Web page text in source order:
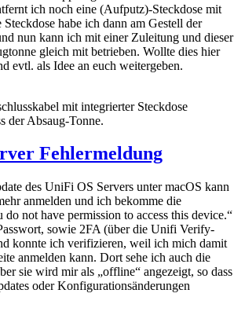
ich noch eine (Aufputz)-Steckdose mit
habe ich dann am Gestell der
nun kann ich mit einer Zuleitung und dieser
gleich mit betrieben. Wollte dies hier
evtl. als Idee an euch weitergeben.
mit integrierter Steckdose
der Absaug-Tonne.
Fehlermeldung
des UniFi OS Servers unter macOS kann
anmelden und ich bekomme die
do not have permission to access this device.“
sowie 2FA (über die Unifi Verify-
konnte ich verifizieren, weil ich mich damit
anmelden kann. Dort sehe ich auch die
sie wird mir als „offline“ angezeigt, so dass
oder Konfigurationsänderungen